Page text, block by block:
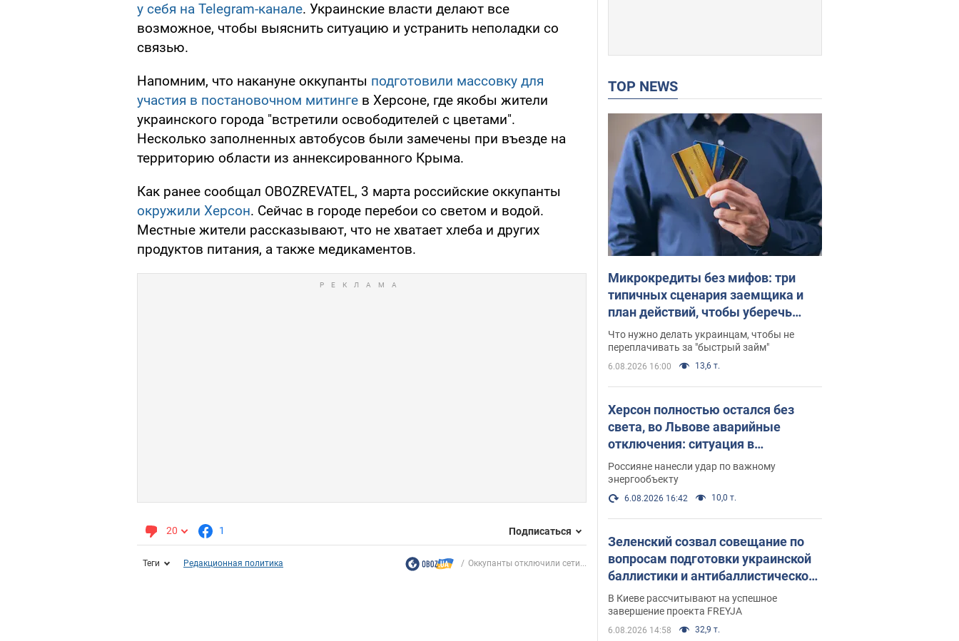
у себя на Telegram-канале. Украинские власти делают все
возможное, чтобы выяснить ситуацию и устранить неполадки со
связью.
Напомним, что накануне оккупанты подготовили массовку для
участия в постановочном митинге в Херсоне, где якобы жители
украинского города "встретили освободителей с цветами".
Несколько заполненных автобусов были замечены при въезде на
территорию области из аннексированного Крыма.
Как ранее сообщал OBOZREVATEL, 3 марта российские оккупанты
окружили Херсон. Сейчас в городе перебои со светом и водой.
Местные жители рассказывают, что не хватает хлеба и других
продуктов питания, а также медикаментов.
20 1 Подписаться
Теги Редакционная политика Оккупанты отключили сети...
TOP NEWS
Микрокредиты без мифов: три
типичных сценария заемщика и
план действий, чтобы уберечь
свои деньги
Что нужно делать украинцам, чтобы не
переплачивать за "быстрый займ"
6.08.2026 16:00 13,6 т.
Херсон полностью остался без
света, во Львове аварийные
отключения: ситуация в
энергосистеме 6 августа
Россияне нанесли удар по важному
энергообъекту
6.08.2026 16:42 10,0 т.
Зеленский созвал совещание по
вопросам подготовки украинской
баллистики и антибаллистической
программы FREYJA: какие
решения готовятся
В Киеве рассчитывают на успешное
завершение проекта FREYJA
6.08.2026 14:58 32,9 т.